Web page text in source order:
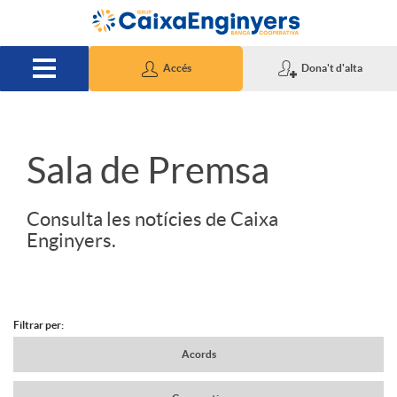
Salta al contingut principal
Accés Dona't d'alta
S
d
Sala de Premsa
Consulta les notícies de Caixa
Enginyers.
N
Filtrar per:
Acords